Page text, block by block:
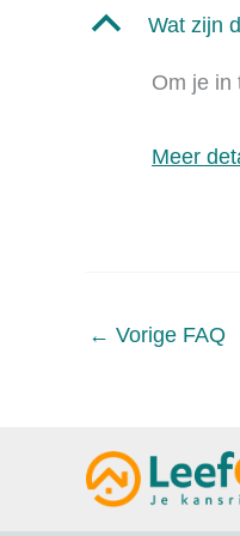
B Wat zijn
Om je in
Meer
← Vorige FAQ